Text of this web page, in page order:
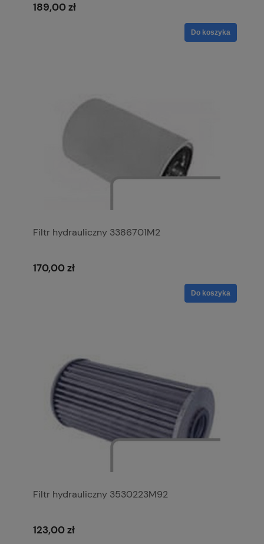
189,00 zł
Do koszyka
Filtr hydrauliczny 3386701M2
170,00 zł
Do koszyka
Filtr hydrauliczny 3530223M92
123,00 zł